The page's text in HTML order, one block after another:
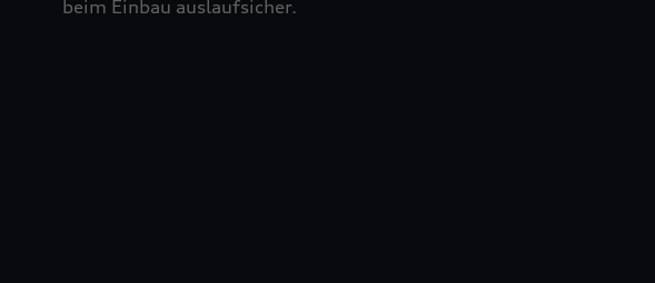
beim Einbau auslaufsicher.